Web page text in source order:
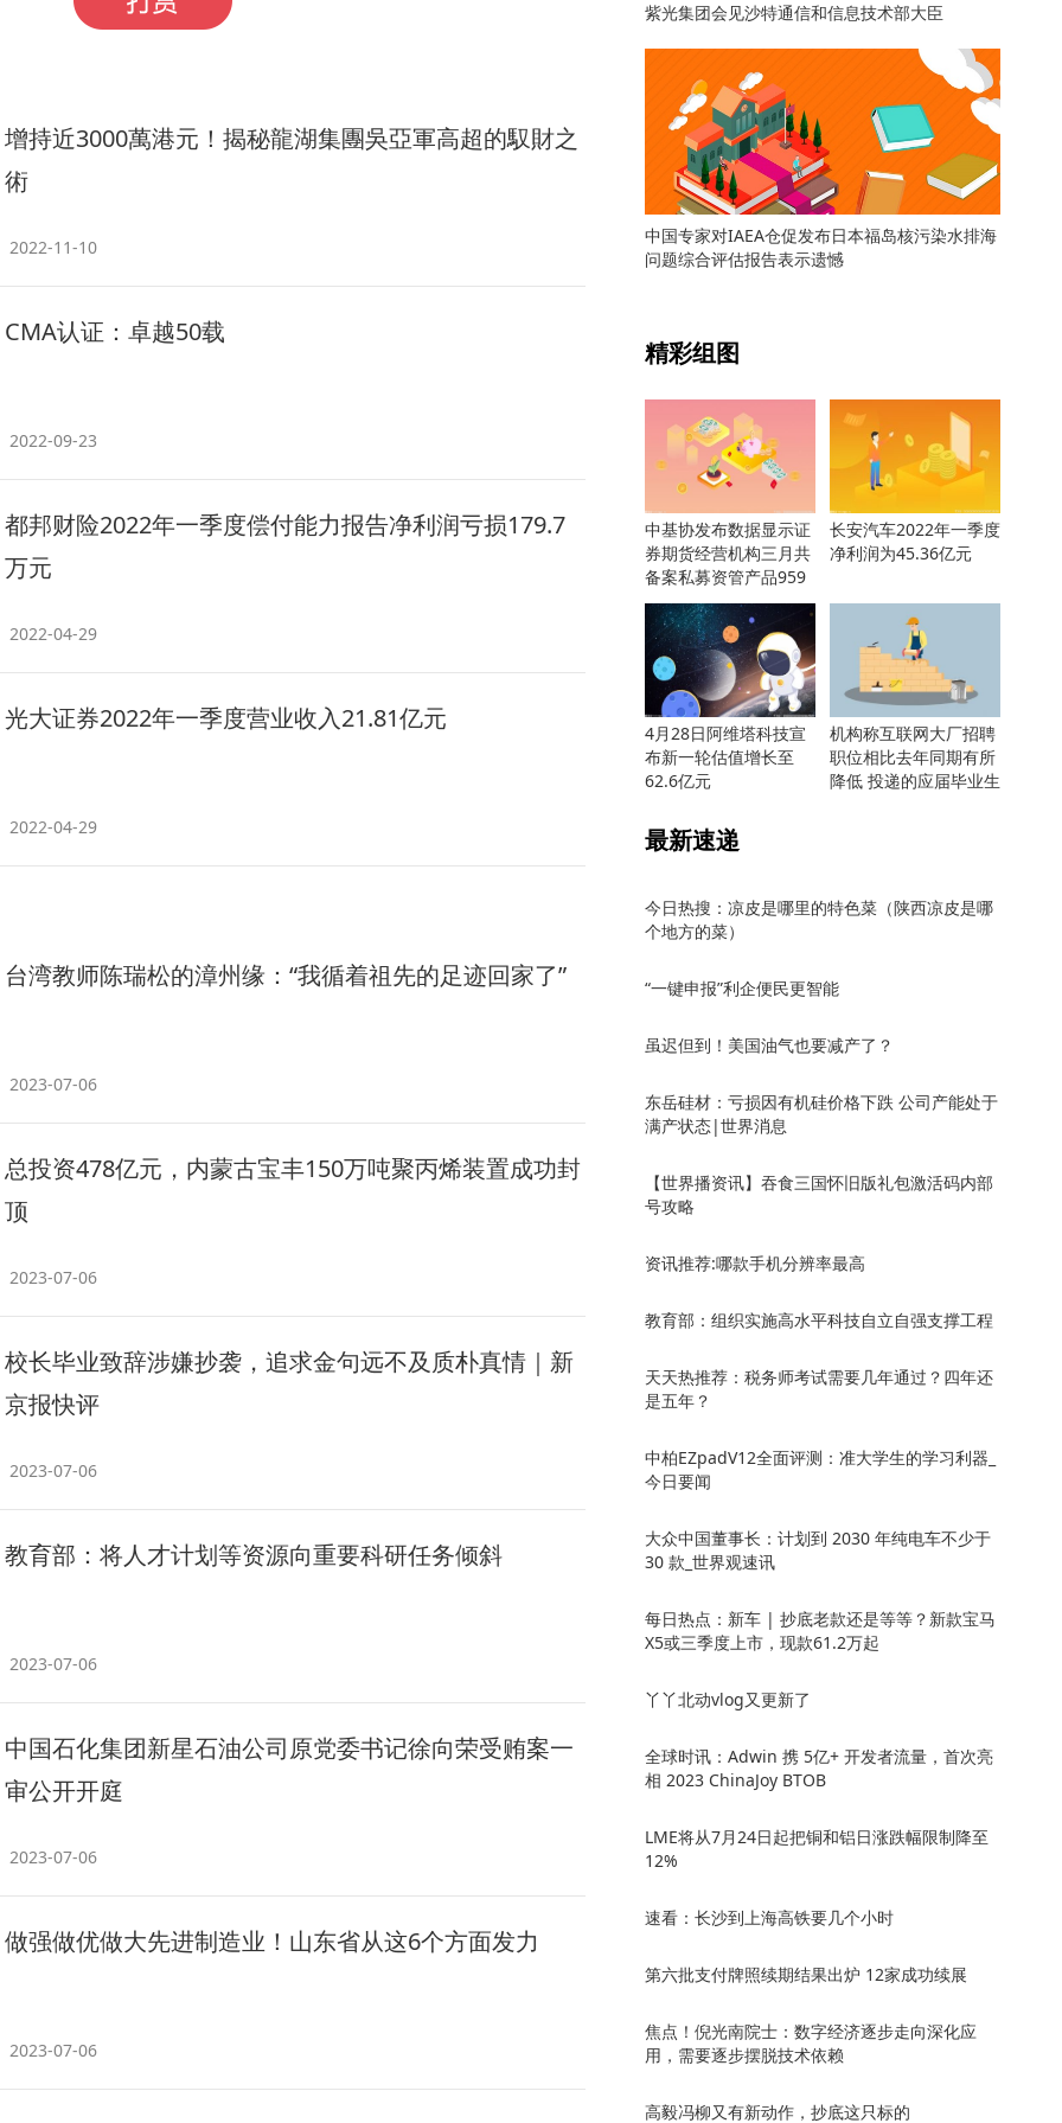
增持近3000萬港元！揭秘龍湖集團吳亞軍高超的馭財之
術
2022-11-10
CMA认证：卓越50载
2022-09-23
都邦财险2022年一季度偿付能力报告净利润亏损179.7
万元
2022-04-29
光大证券2022年一季度营业收入21.81亿元
2022-04-29
台湾教师陈瑞松的漳州缘：“我循着祖先的足迹回家了”
2023-07-06
总投资478亿元，内蒙古宝丰150万吨聚丙烯装置成功封
顶
2023-07-06
校长毕业致辞涉嫌抄袭，追求金句远不及质朴真情｜新
京报快评
2023-07-06
教育部：将人才计划等资源向重要科研任务倾斜
2023-07-06
中国石化集团新星石油公司原党委书记徐向荣受贿案一
审公开开庭
2023-07-06
做强做优做大先进制造业！山东省从这6个方面发力
2023-07-06
紫光集团会见沙特通信和信息技术部大臣
中国专家对IAEA仓促发布日本福岛核污染水排海
问题综合评估报告表示遗憾
精彩组图
中基协发布数据显示证
券期货经营机构三月共
备案私募资管产品959
只
长安汽车2022年一季度
净利润为45.36亿元
4月28日阿维塔科技宣
布新一轮估值增长至
62.6亿元
机构称互联网大厂招聘
职位相比去年同期有所
降低 投递的应届毕业生
最新速递
今日热搜：凉皮是哪里的特色菜（陕西凉皮是哪
个地方的菜）
“一键申报”利企便民更智能
虽迟但到！美国油气也要减产了？
东岳硅材：亏损因有机硅价格下跌 公司产能处于
满产状态|世界消息
【世界播资讯】吞食三国怀旧版礼包激活码内部
号攻略
资讯推荐:哪款手机分辨率最高
教育部：组织实施高水平科技自立自强支撑工程
天天热推荐：税务师考试需要几年通过？四年还
是五年？
中柏EZpadV12全面评测：准大学生的学习利器_
今日要闻
大众中国董事长：计划到 2030 年纯电车不少于
30 款_世界观速讯
每日热点：新车 | 抄底老款还是等等？新款宝马
X5或三季度上市，现款61.2万起
丫丫北动vlog又更新了
全球时讯：Adwin 携 5亿+ 开发者流量，首次亮
相 2023 ChinaJoy BTOB
LME将从7月24日起把铜和铝日涨跌幅限制降至
12%
速看：长沙到上海高铁要几个小时
第六批支付牌照续期结果出炉 12家成功续展
焦点！倪光南院士：数字经济逐步走向深化应
用，需要逐步摆脱技术依赖
高毅冯柳又有新动作，抄底这只标的